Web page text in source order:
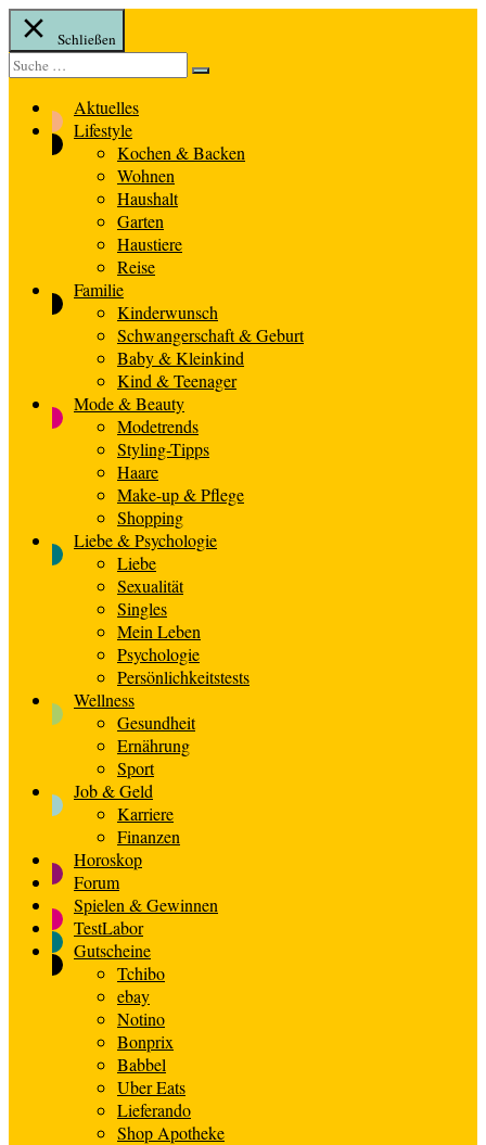
Schließen
Suche
nach:
Suche
Aktuelles
Lifestyle
Kochen & Backen
Wohnen
Haushalt
Garten
Haustiere
Reise
Familie
Kinderwunsch
Schwangerschaft & Geburt
Baby & Kleinkind
Kind & Teenager
Mode & Beauty
Modetrends
Styling-Tipps
Haare
Make-up & Pflege
Shopping
Liebe & Psychologie
Liebe
Sexualität
Singles
Mein Leben
Psychologie
Persönlichkeitstests
Wellness
Gesundheit
Ernährung
Sport
Job & Geld
Karriere
Finanzen
Horoskop
Forum
Spielen & Gewinnen
TestLabor
Gutscheine
Tchibo
ebay
Notino
Bonprix
Babbel
Uber Eats
Lieferando
Shop Apotheke